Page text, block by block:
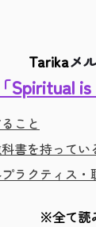
Tarikaメ
「Spiritual is
こと
書を持ってい
ラクティス・
※全て読